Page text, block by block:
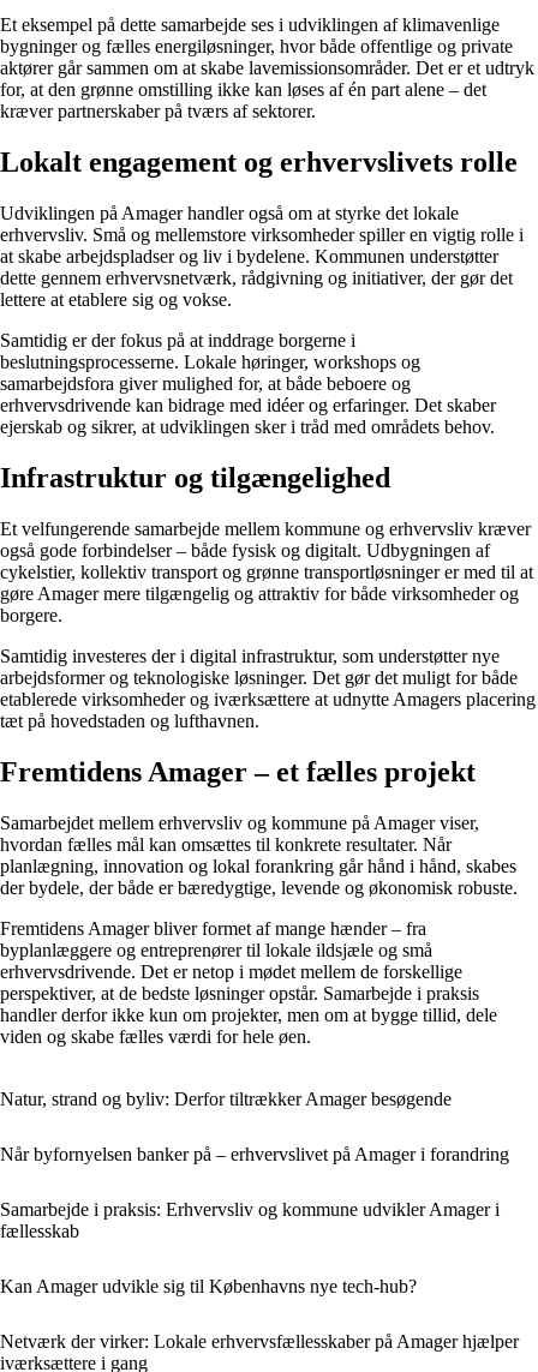
Et eksempel på dette samarbejde ses i udviklingen af klimavenlige
bygninger og fælles energiløsninger, hvor både offentlige og private
aktører går sammen om at skabe lavemissionsområder. Det er et udtryk
for, at den grønne omstilling ikke kan løses af én part alene – det
kræver partnerskaber på tværs af sektorer.
Lokalt engagement og erhvervslivets rolle
Udviklingen på Amager handler også om at styrke det lokale
erhvervsliv. Små og mellemstore virksomheder spiller en vigtig rolle i
at skabe arbejdspladser og liv i bydelene. Kommunen understøtter
dette gennem erhvervsnetværk, rådgivning og initiativer, der gør det
lettere at etablere sig og vokse.
Samtidig er der fokus på at inddrage borgerne i
beslutningsprocesserne. Lokale høringer, workshops og
samarbejdsfora giver mulighed for, at både beboere og
erhvervsdrivende kan bidrage med idéer og erfaringer. Det skaber
ejerskab og sikrer, at udviklingen sker i tråd med områdets behov.
Infrastruktur og tilgængelighed
Et velfungerende samarbejde mellem kommune og erhvervsliv kræver
også gode forbindelser – både fysisk og digitalt. Udbygningen af
cykelstier, kollektiv transport og grønne transportløsninger er med til at
gøre Amager mere tilgængelig og attraktiv for både virksomheder og
borgere.
Samtidig investeres der i digital infrastruktur, som understøtter nye
arbejdsformer og teknologiske løsninger. Det gør det muligt for både
etablerede virksomheder og iværksættere at udnytte Amagers placering
tæt på hovedstaden og lufthavnen.
Fremtidens Amager – et fælles projekt
Samarbejdet mellem erhvervsliv og kommune på Amager viser,
hvordan fælles mål kan omsættes til konkrete resultater. Når
planlægning, innovation og lokal forankring går hånd i hånd, skabes
der bydele, der både er bæredygtige, levende og økonomisk robuste.
Fremtidens Amager bliver formet af mange hænder – fra
byplanlæggere og entreprenører til lokale ildsjæle og små
erhvervsdrivende. Det er netop i mødet mellem de forskellige
perspektiver, at de bedste løsninger opstår. Samarbejde i praksis
handler derfor ikke kun om projekter, men om at bygge tillid, dele
viden og skabe fælles værdi for hele øen.
Natur, strand og byliv: Derfor tiltrækker Amager besøgende
Når byfornyelsen banker på – erhvervslivet på Amager i forandring
Samarbejde i praksis: Erhvervsliv og kommune udvikler Amager i
fællesskab
Kan Amager udvikle sig til Københavns nye tech-hub?
Netværk der virker: Lokale erhvervsfællesskaber på Amager hjælper
iværksættere i gang